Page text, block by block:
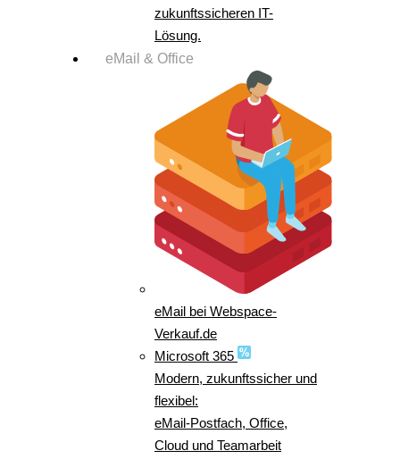
zukunftssicheren IT-
Lösung.
eMail & Office
eMail bei Webspace-
Verkauf.de
Microsoft 365
Modern, zukunftssicher und
flexibel:
eMail-Postfach, Office,
Cloud und Teamarbeit